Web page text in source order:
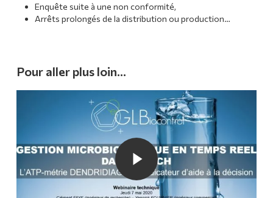
Enquête suite à une non conformité,
Arrêts prolongés de la distribution ou production…
Pour aller plus loin…
Play Video
Play Video